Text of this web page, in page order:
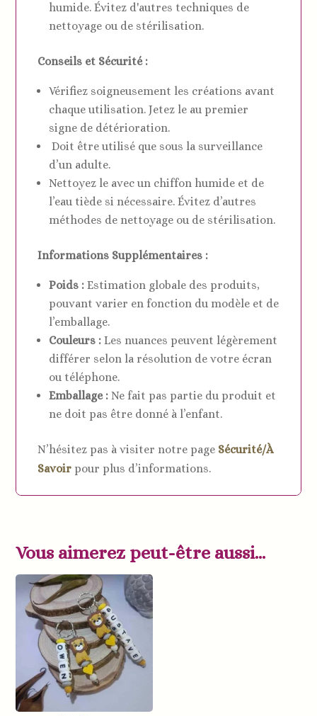
humide. Évitez d'autres techniques de
nettoyage ou de stérilisation.
Conseils et Sécurité :
Vérifiez soigneusement les créations avant
chaque utilisation. Jetez le au premier
signe de détérioration.
Doit être utilisé que sous la surveillance
d’un adulte.
Nettoyez le avec un chiffon humide et de
l’eau tiède si nécessaire. Évitez d’autres
méthodes de nettoyage ou de stérilisation.
Informations Supplémentaires :
Poids : Estimation globale des produits,
pouvant varier en fonction du modèle et de
l’emballage.
Couleurs : Les nuances peuvent légèrement
différer selon la résolution de votre écran
ou téléphone.
Emballage : Ne fait pas partie du produit et
ne doit pas être donné à l’enfant.
N’hésitez pas à visiter notre page Sécurité/À
Savoir pour plus d’informations.
Vous aimerez peut-être aussi…